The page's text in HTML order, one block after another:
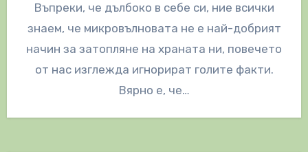
Въпреки, че дълбоко в себе си, ние всички
знаем, че микровълновата не е най-добрият
начин за затопляне на храната ни, повечето
от нас изглежда игнорират голите факти.
Вярно е, че…